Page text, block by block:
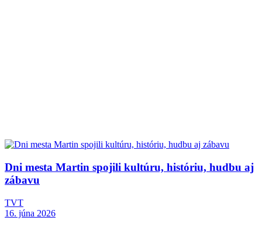
Dni mesta Martin spojili kultúru, históriu, hudbu aj
zábavu
TVT
16. júna 2026